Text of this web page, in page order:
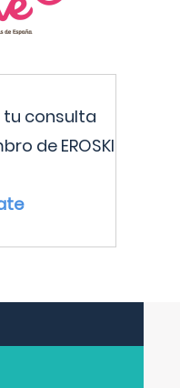
tu consulta
de EROSKI